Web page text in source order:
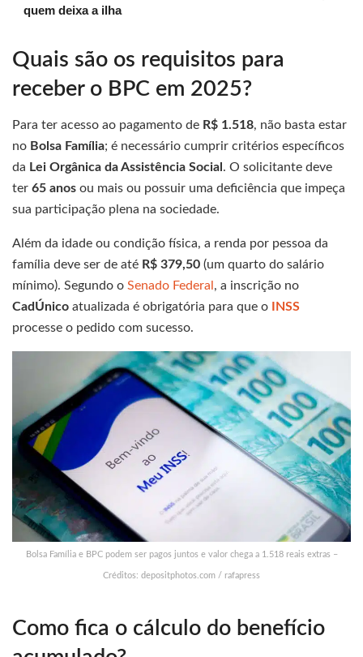
quem deixa a ilha
Quais são os requisitos para
receber o BPC em 2025?
Para ter acesso ao pagamento de R$ 1.518, não basta estar
no Bolsa Família; é necessário cumprir critérios específicos
da Lei Orgânica da Assistência Social . O solicitante deve
ter 65 anos ou mais ou possuir uma deficiência que impeça
sua participação plena na sociedade.
Além da idade ou condição física, a renda por pessoa da
família deve ser de até R$ 379,50 (um quarto do salário
mínimo). Segundo o Senado Federal , a inscrição no
CadÚnico atualizada é obrigatória para que o
INSS
processe o pedido com sucesso.
Bolsa Família e BPC podem ser pagos juntos e valor chega a 1.518 reais extras –
Créditos: depositphotos.com / rafapress
Como fica o cálculo do benefício